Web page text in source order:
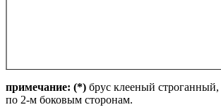
примечание: (*) брус клееный
по 2-м боковым сторонам.